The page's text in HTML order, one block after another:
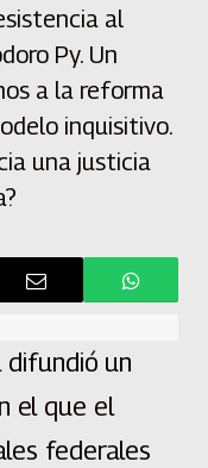
al
Py. Un
a la reforma
inquisitivo.
una justicia
difundió un
el que el
federales